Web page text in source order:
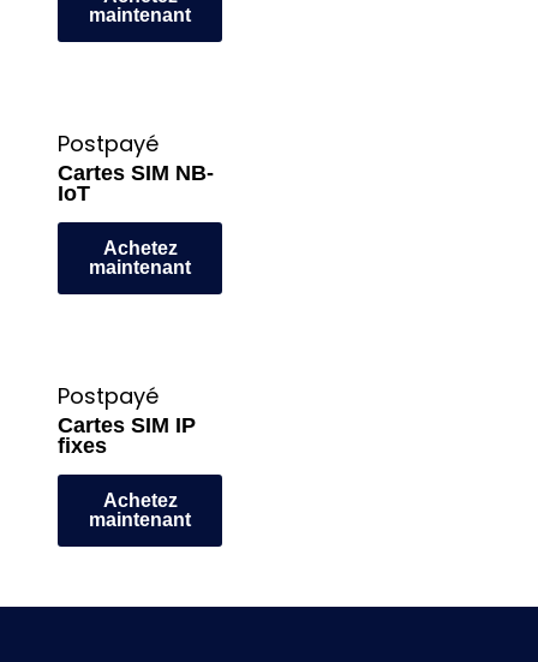
maintenant
Postpayé
Cartes SIM NB-
IoT
Achetez
maintenant
Postpayé
Cartes SIM IP
fixes
Achetez
maintenant